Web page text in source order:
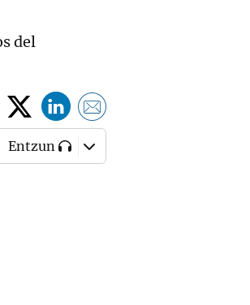
del
Entzun